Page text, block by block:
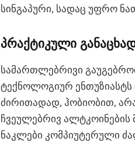
სინგაპური, სადაც უფრო
პრაქტიკული
სამართლებრივი
ტექნოლოგიურ ენთუზიასტს
ძირითადად, ჰობიობით,
ჩვეულებრივ
ნაკლები კომპიუტერული